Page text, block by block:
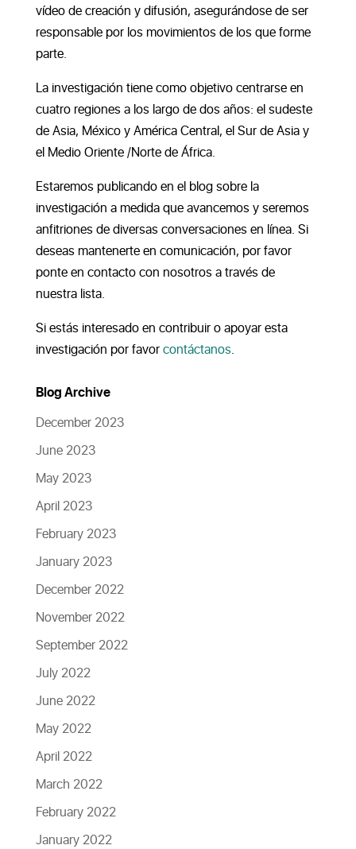
vídeo de creación y difusión, asegurándose de ser
responsable por los movimientos de los que forme
parte.
La investigación tiene como objetivo centrarse en
cuatro regiones a los largo de dos años: el sudeste
de Asia, México y América Central, el Sur de Asia y
el Medio Oriente /Norte de África.
Estaremos publicando en el blog sobre la
investigación a medida que avancemos y seremos
anfitriones de diversas conversaciones en línea. Si
deseas mantenerte en comunicación, por favor
ponte en contacto con nosotros a través de
nuestra lista.
Si estás interesado en contribuir o apoyar esta
investigación por favorcontáctanos.
Blog Archive
December 2023
June 2023
May 2023
April 2023
February 2023
January 2023
December 2022
November 2022
September 2022
July 2022
June 2022
May 2022
April 2022
March 2022
February 2022
January 2022